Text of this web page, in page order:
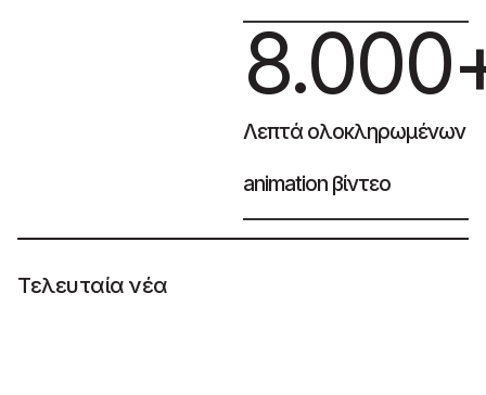
Λεπτά ολοκληρωμένων
animation βίντεο
8.000
Τελευταία νέα